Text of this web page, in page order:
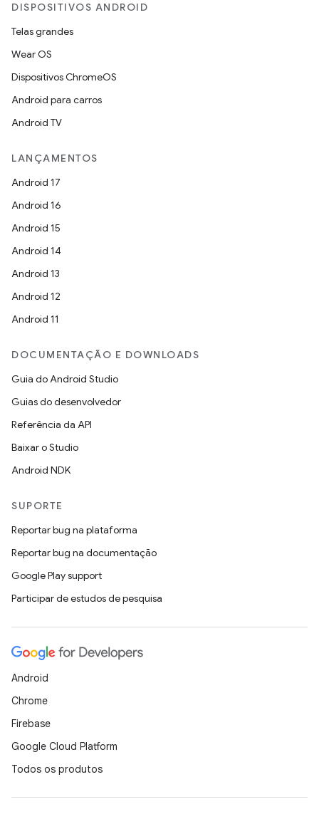
DISPOSITIVOS ANDROID
Telas grandes
Wear OS
Dispositivos ChromeOS
Android para carros
Android TV
LANÇAMENTOS
Android 17
Android 16
Android 15
Android 14
Android 13
Android 12
Android 11
DOCUMENTAÇÃO E DOWNLOADS
Guia do Android Studio
Guias do desenvolvedor
Referência da API
Baixar o Studio
Android NDK
SUPORTE
Reportar bug na plataforma
Reportar bug na documentação
Google Play support
Participar de estudos de pesquisa
Android
Chrome
Firebase
Google Cloud Platform
Todos os produtos